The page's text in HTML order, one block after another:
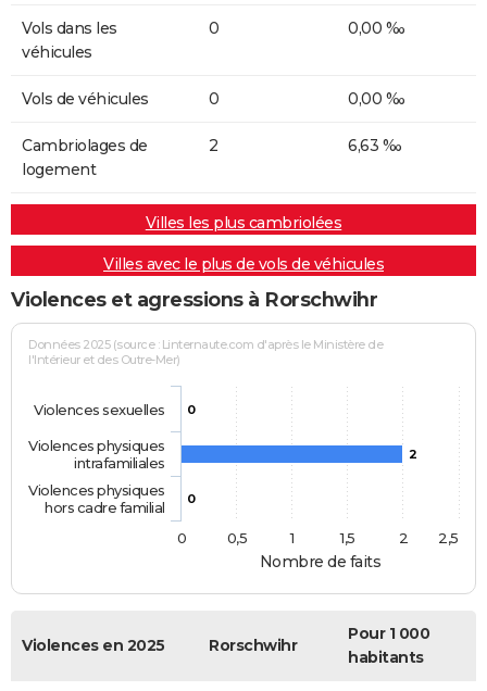
Vols dans les
véhicules
0 0,00 ‰
Vols de véhicules 0 0,00 ‰
Cambriolages de
logement
2 6,63 ‰
Villes les plus cambriolées
Villes avec le plus de vols de véhicules
Violences et agressions à Rorschwihr
Nombre de faits
Données 2025 (source : Linternaute.com d'après le Ministère de
l'Intérieur et des Outre-Mer)
0
2
0
Violences sexuelles
Violences physiques
intrafamiliales
Violences physiques
hors cadre familial
0
0,5 1 1,5 2 2,5
Violences en 2025 Rorschwihr
Pour 1 000
habitants